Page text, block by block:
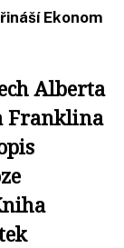
Ekonom
Alberta
Franklina